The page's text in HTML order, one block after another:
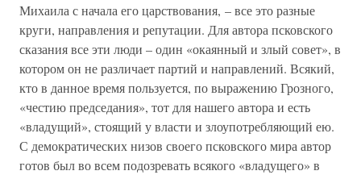
Михаила с начала его царствования, – все это разные
круги, направления и репутации. Для автора псковского
сказания все эти люди – один «окаянный и злый совет», в
котором он не различает партий и направлений. Всякий,
кто в данное время пользуется, по выражению Грозного,
«честию председания», тот для нашего автора и есть
«владущий», стоящий у власти и злоупотребляющий ею.
С демократических низов своего псковского мира автор
готов был во всем подозревать всякого «владущего» в